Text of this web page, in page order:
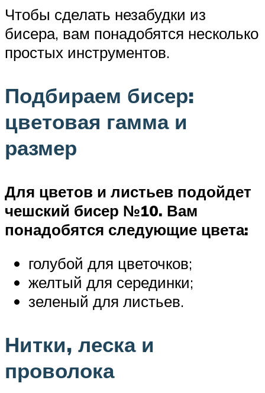
Чтобы сделать незабудки из
бисера, вам понадобятся несколько
простых инструментов.
Подбираем бисер:
цветовая гамма и
размер
Для цветов и листьев подойдет
чешский бисер №10. Вам
понадобятся следующие цвета:
голубой для цветочков;
желтый для серединки;
зеленый для листьев.
Нитки, леска и
проволока